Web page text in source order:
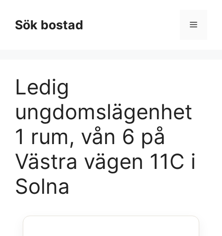
innehållSök bostad Meny
Ledig
ungdomslägenhet
1 rum, vån 6 på
Västra vägen 11C i
Solna